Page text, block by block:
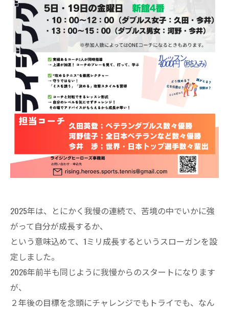
2025年は、とにかく我慢の連続で、苦境の中でいかに強
がって自分が成長するか、
という意味込めて、1ミリ成長するというスローガンを設
定しました。
2026年前半も同じように我慢からのスタートになります
が、
２年後の目標を念頭にチャレンジでもトライでも、なん